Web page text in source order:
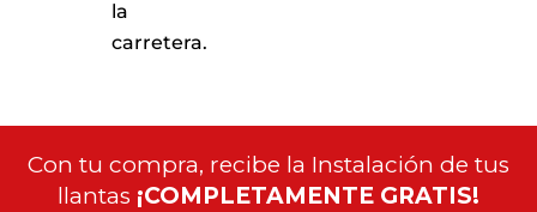
la
carretera.
Con tu compra, recibe la Instalación de tus
llantas ¡COMPLETAMENTE GRATIS!